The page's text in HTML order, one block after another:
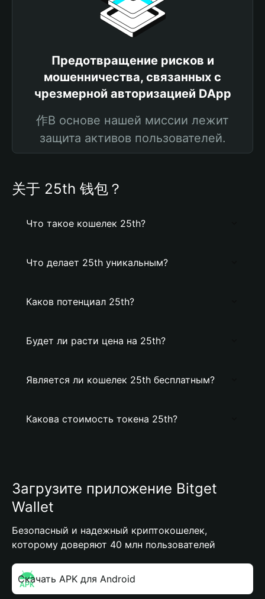
Предотвращение рисков и
мошенничества, связанных с
чрезмерной авторизацией DApp
作В основе нашей миссии лежит
защита активов пользователей.
关于 25th 钱包？
Что такое кошелек 25th?
Что делает 25th уникальным?
Каков потенциал 25th?
Будет ли расти цена на 25th?
Является ли кошелек 25th бесплатным?
Какова стоимость токена 25th?
Загрузите приложение Bitget
Wallet
Безопасный и надежный криптокошелек,
которому доверяют 40 млн пользователей
Скачать APK для Android